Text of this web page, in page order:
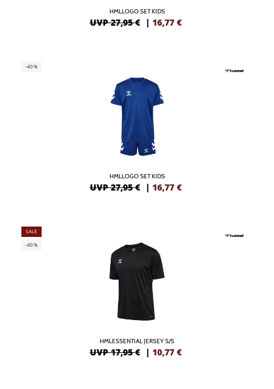
HMLLOGO SET KIDS
UVP 27,95 € | 16,77 €
-40%
HMLLOGO SET KIDS
UVP 27,95 € | 16,77 €
SALE
-40%
HMLESSENTIAL JERSEY S/S
UVP 17,95 € | 10,77 €